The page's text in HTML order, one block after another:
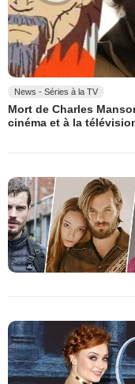
News - Séries à la TV
Mort de Charles
cinéma et à la